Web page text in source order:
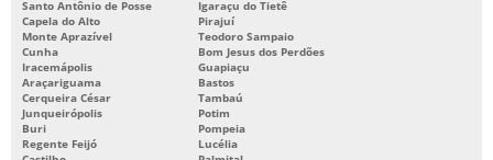
Santo Antônio de Posse
Igaraçu do Tietê
Capela do Alto
Pirajuí
Monte Aprazível
Teodoro Sampaio
Cunha
Bom Jesus dos Perdões
Iracemápolis
Guapiaçu
Araçariguama
Bastos
Cerqueira César
Tambaú
Junqueirópolis
Potim
Buri
Pompeia
Regente Feijó
Lucélia